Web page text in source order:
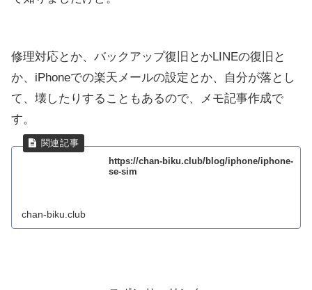
修理対応とか、バックアップ復旧とかLINEの復旧と
か、iPhoneでの楽天メールの設定とか、自分が落とし
て、壊したりすることもあるので、メモ記事作成で
す。
https://chan-biku.club/blog/iphone/iphone-
se-sim
chan-biku.club